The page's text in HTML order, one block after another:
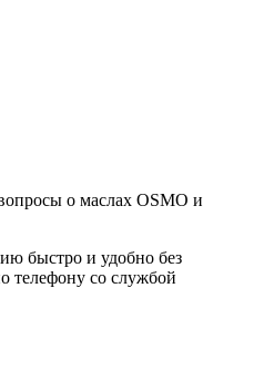
о маслах OSMO и
быстро и удобно без
телефону со службой